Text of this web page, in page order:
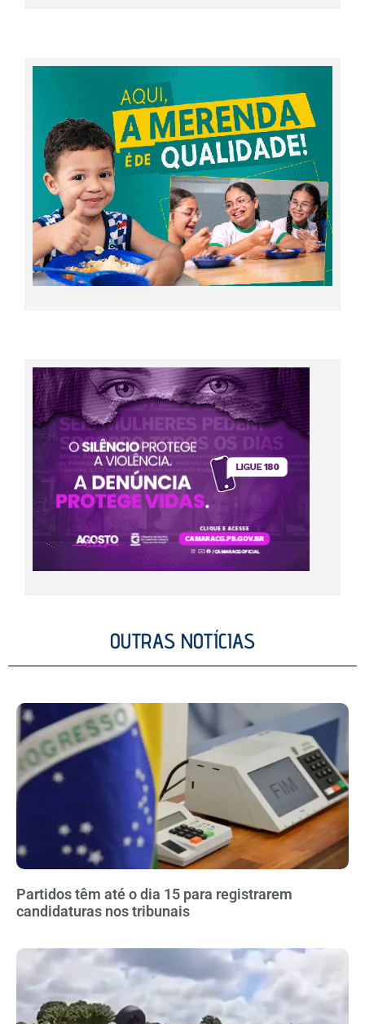
OUTRAS NOTÍCIAS
Partidos têm até o dia 15 para registrarem
candidaturas nos tribunais